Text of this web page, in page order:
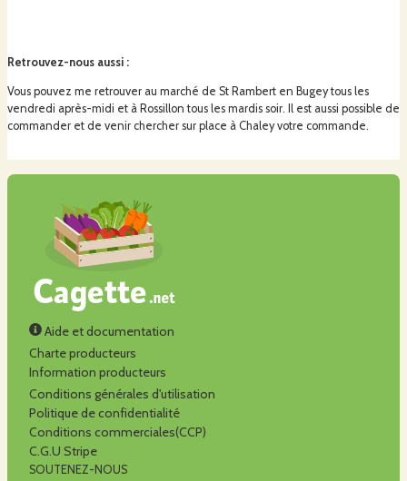
Retrouvez-nous aussi :
Vous pouvez me retrouver au marché de St Rambert en Bugey tous les
vendredi après-midi et à Rossillon tous les mardis soir. Il est aussi possible de
commander et de venir chercher sur place à Chaley votre commande.
Aide et documentation
Charte producteurs
Information producteurs
Conditions générales d'utilisation
Politique de confidentialité
Conditions commerciales(CCP)
C.G.U Stripe
SOUTENEZ-NOUS